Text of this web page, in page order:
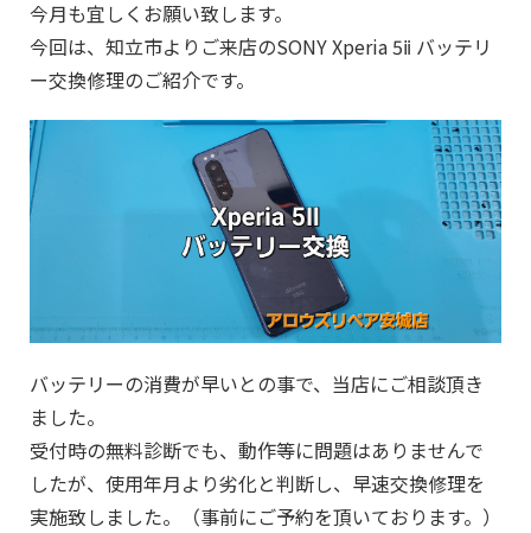
今月も宜しくお願い致します。
今回は、知立市よりご来店のSONY Xperia 5ⅱ バッテリ
ー交換修理のご紹介です。
バッテリーの消費が早いとの事で、当店にご相談頂き
ました。
受付時の無料診断でも、動作等に問題はありませんで
したが、使用年月より劣化と判断し、早速交換修理を
実施致しました。（事前にご予約を頂いております。）